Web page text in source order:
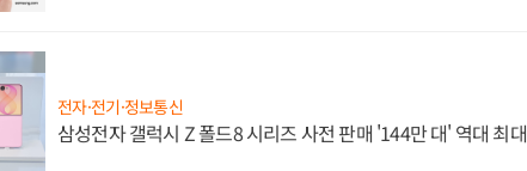
전자·전기·정보통신
삼성전자 갤럭시 Z 폴드8 시리즈 사전 판매 '144만 대' 역대 최대